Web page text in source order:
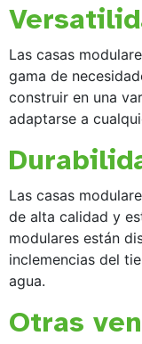
Las casas
gama de
construir en una
adaptarse a
Las casas
de alta calidad y
modulares están
inclemencias del
agua.
Otras